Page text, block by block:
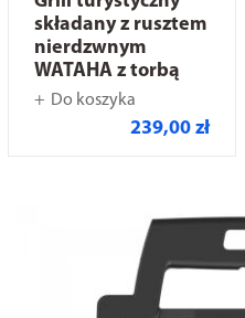
składany z rusztem
nierdzwnym
WATAHA z torbą
Do koszyka
239,00 zł